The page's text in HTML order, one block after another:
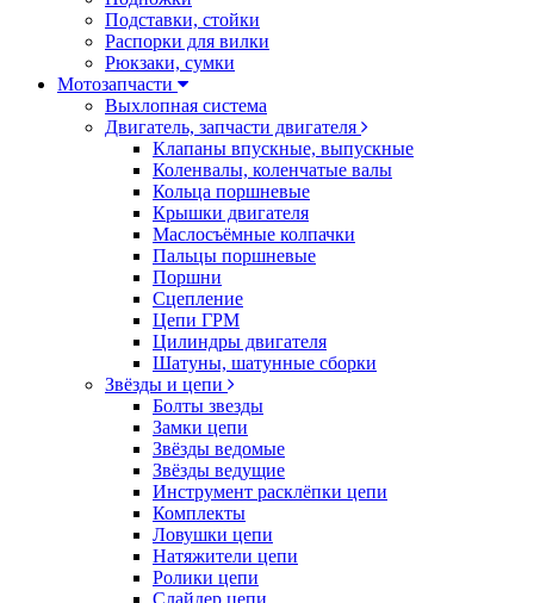
Подставки, стойки
Распорки для вилки
Рюкзаки, сумки
Мотозапчасти
Выхлопная система
Двигатель, запчасти двигателя
Клапаны впускные, выпускные
Коленвалы, коленчатые валы
Кольца поршневые
Крышки двигателя
Маслосъёмные колпачки
Пальцы поршневые
Поршни
Сцепление
Цепи ГРМ
Цилиндры двигателя
Шатуны, шатунные сборки
Звёзды и цепи
Болты звезды
Замки цепи
Звёзды ведомые
Звёзды ведущие
Инструмент расклёпки цепи
Комплекты
Ловушки цепи
Натяжители цепи
Ролики цепи
Слайдер цепи